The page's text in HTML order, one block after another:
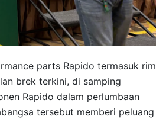
parts Rapido termasuk rim
brek terkini, di samping
Rapido dalam perlumbaan
tersebut memberi peluang